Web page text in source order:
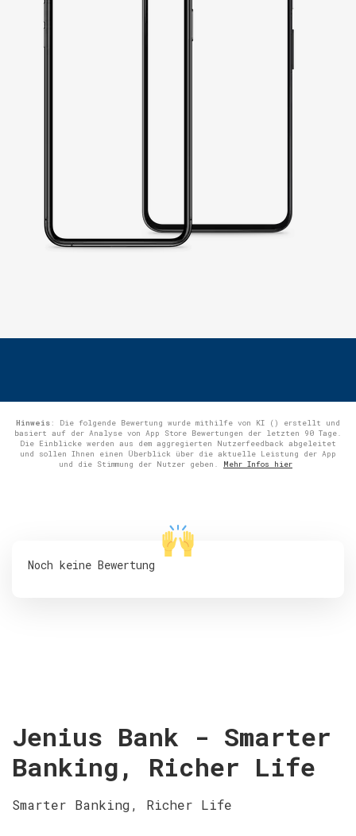
Hinweis: Die folgende Bewertung wurde mithilfe von KI () erstellt und
basiert auf der Analyse von App Store Bewertungen der letzten 90 Tage.
Die Einblicke werden aus dem aggregierten Nutzerfeedback abgeleitet
und sollen Ihnen einen Überblick über die aktuelle Leistung der App
und die Stimmung der Nutzer geben. Mehr Infos hier
Noch keine Bewertung
Jenius Bank - Smarter
Banking, Richer Life
Smarter Banking, Richer Life